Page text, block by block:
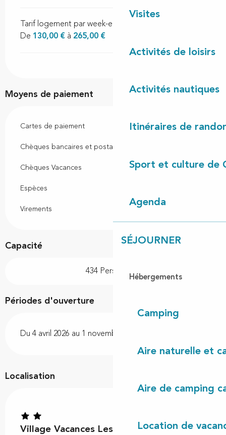
Visites
Activités de loisirs
Activités nautiques
Itinéraires de
Sport et culture de
Agenda
SÉJOURNER
Hébergements
Camping
Aire naturelle et
Aire de camping
Location de
Tarif logement par week-end
De 130,00 € à 265,00 €
Moyens de paiement
Cartes de paiement
Chèques bancaires et postaux
Chèques Vacances
Espèces
Virements
Capacité
434 Personne(s)
Périodes d'ouverture
Du 4 avril 2026 au 1 novembre 2026
Localisation
Village Vacances Les Pins